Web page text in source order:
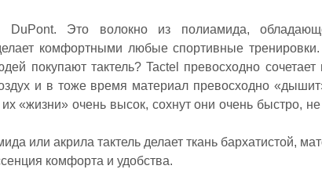
Это волокно из полиамида,
комфортными любые спортивные
покупают тактель? Tactel превосходно
и в тоже время материал превосходно
«жизни» очень высок, сохнут они очень быстро,
или акрила тактель делает ткань бархатистой,
комфорта и удобства.